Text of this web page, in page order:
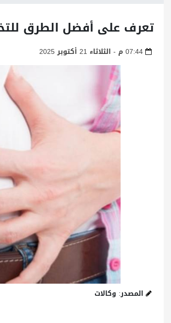
تعرف على أفضل الطرق
المصدر: وكالات